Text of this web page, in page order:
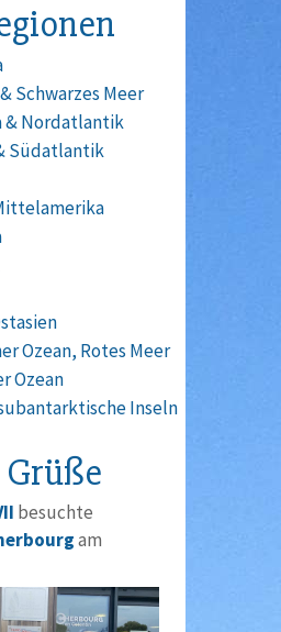
Schwarzes Meer
& Nordatlantik
Südatlantik
Ozean, Rotes Meer
Ozean
Inseln
besuchte
am